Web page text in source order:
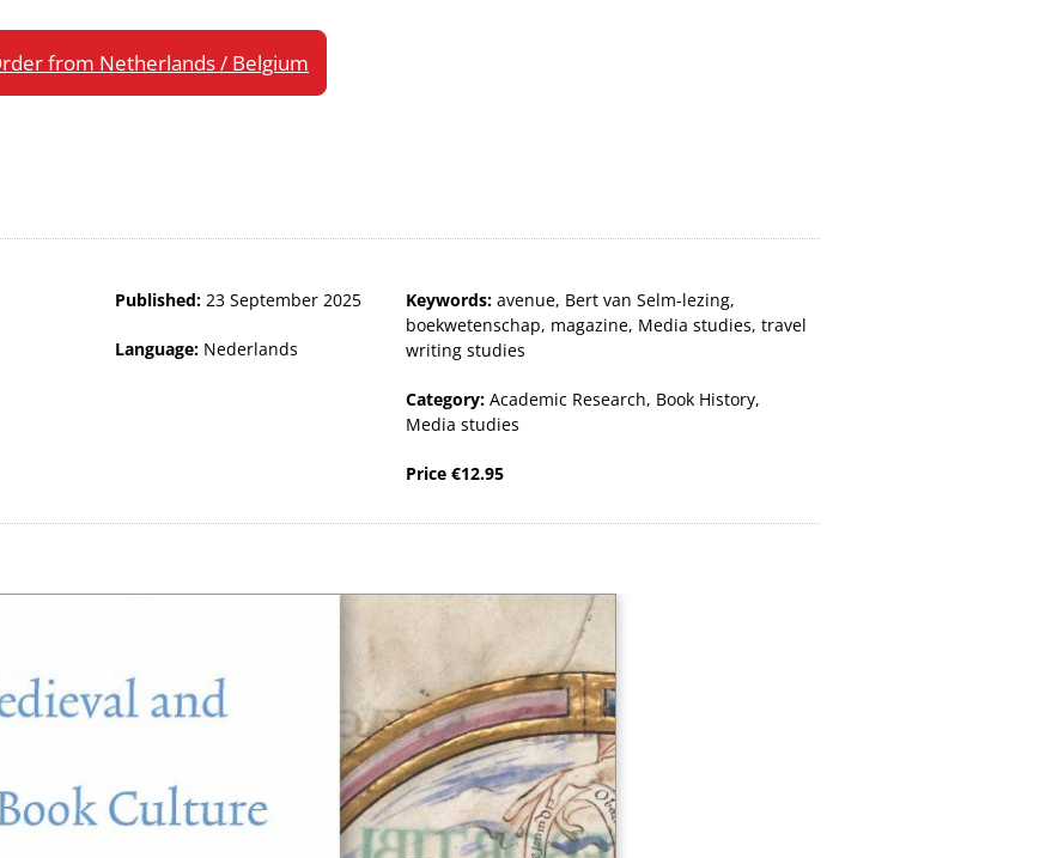
from Netherlands / Belgium
Published: 23 September 2025
Language: Nederlands
Keywords: avenue, Bert van Selm-lezing,
boekwetenschap, magazine, Media studies, travel
writing studies
Category: Academic Research, Book History,
Media studies
Price €12.95